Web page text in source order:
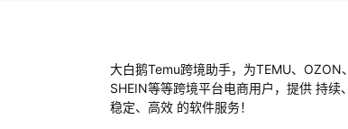
大白鹅Temu跨境助手，为TEMU、OZON、
SHEIN等等跨境平台电商用户，提供 持续、
稳定、高效 的软件服务！